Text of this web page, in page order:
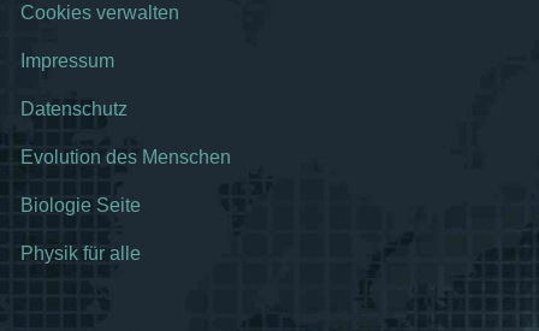
Cookies verwalten
Impressum
Datenschutz
Evolution des Menschen
Biologie Seite
Physik für alle